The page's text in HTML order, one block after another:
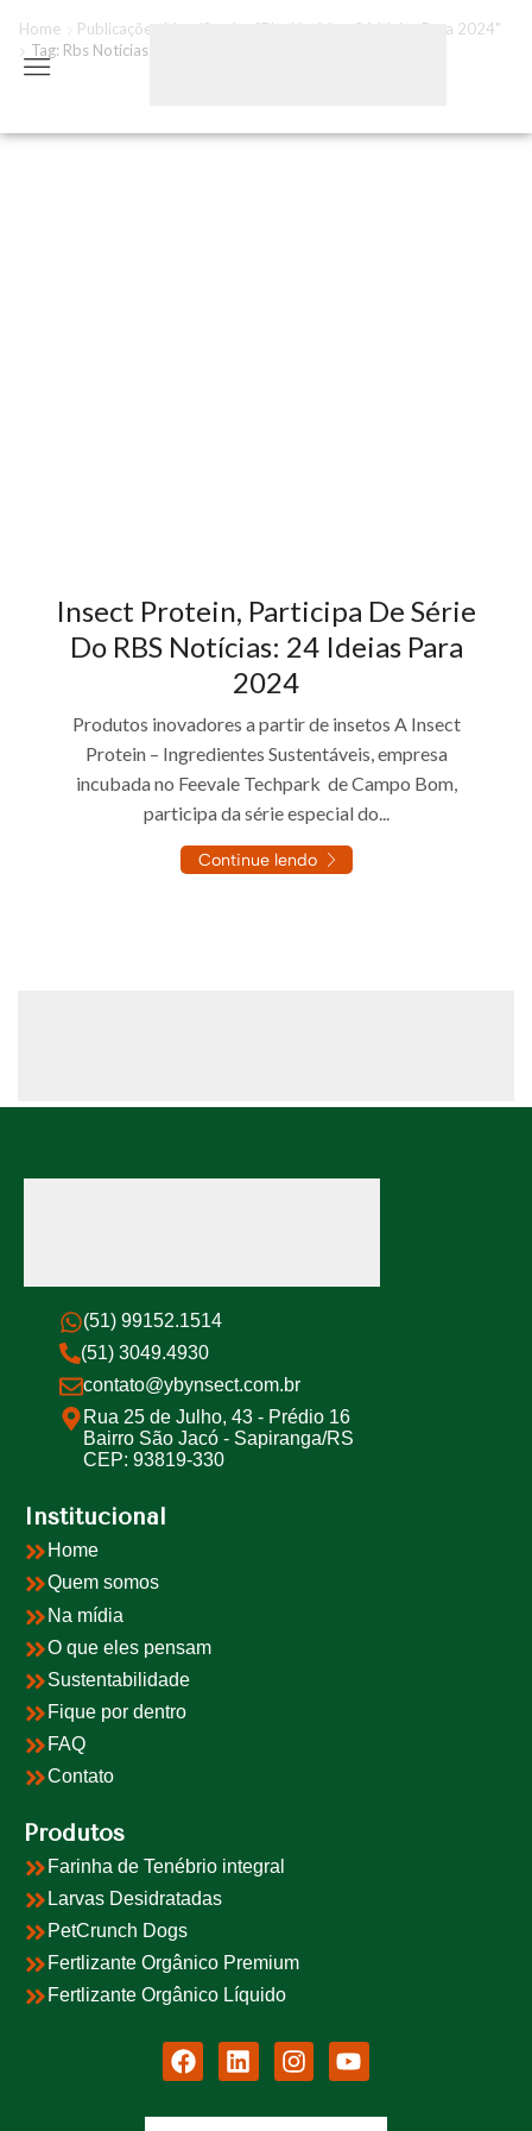
Home
Publicações Identificadas "rbs Notícias: 24 Ideias Para 2024"
Tag: Rbs Notícias: 24 Ideias Para 2024
Insect Protein, Participa De Série
Do RBS Notícias: 24 Ideias Para
2024
Produtos inovadores a partir de insetos A Insect
Protein – Ingredientes Sustentáveis, empresa
incubada no Feevale Techpark de Campo Bom,
participa da série especial do...
Continue lendo
(51) 99152.1514
(51) 3049.4930
contato@ybynsect.com.br
Rua 25 de Julho, 43 - Prédio 16
Bairro São Jacó - Sapiranga/RS
CEP: 93819-330
Institucional
Home
Quem somos
Na mídia
O que eles pensam
Sustentabilidade
Fique por dentro
FAQ
Contato
Produtos
Farinha de Tenébrio integral
Larvas Desidratadas
PetCrunch Dogs
Fertlizante Orgânico Premium
Fertlizante Orgânico Líquido